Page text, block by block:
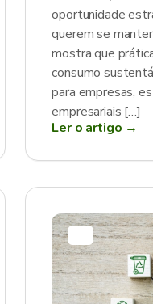
oportunidade
querem se
mostra que
consumo
para empresas,
empresariais […]
Ler o artigo →